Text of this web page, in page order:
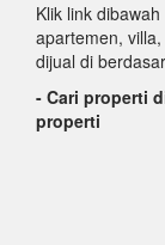
Klik link
apartemen,
dijual di
- Cari properti
properti